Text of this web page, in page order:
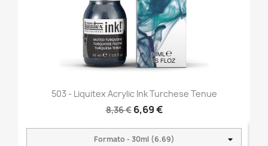
503 - Liquitex Acrylic Ink Turchese Tenue
8,36 € 6,69 €